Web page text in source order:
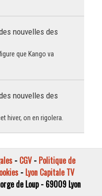
nouvelles des
que Kango va
nouvelles des
hiver, on en rigolera.
- CGV- Politique de
- Lyon Capitale TV
de Loup - 69009 Lyon